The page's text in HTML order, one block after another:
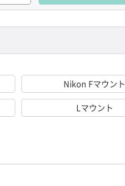
Nikon Fマウント
Lマウント